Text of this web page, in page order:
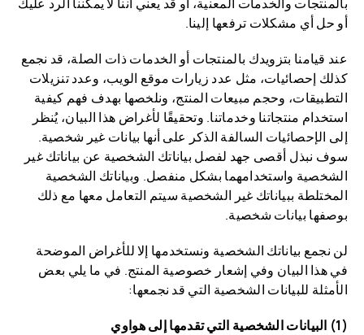
أو حل أي مشكلات ترفعها إلينا.
عند قيامنا بتزويدك بالمنتجات أو الخدمات ذات الصلة، قد نجمع
كذلك إحصائيات، مثل عدد زيارات موقع الويب، وعدد تنزيلات
التطبيقات، وحجم مبيعات المنتج، ونلخصها بهدف فهم كيفية
استخدام منتجاتنا وخدماتنا. وتحقيقًا لأغراض هذا البيان، يُنظر
إلى الإحصائيات السالفة الذكر على أنها بيانات غير شخصية.
سوف نبذل أقصى جهد لفصل بياناتك الشخصية عن بياناتك غير
الشخصية واستخدامهما بشكل منفصل. وبياناتك الشخصية
المختلطة ببياناتك غير الشخصية سيتم التعامل معها مع ذلك
بوصفها بيانات شخصية.
لن نجمع بياناتك الشخصية ونستخدمها إلا للأغراض الموضحة
في هذا البيان وفي إشعار خصوصية المنتج. في ما يلي بعض
الأمثلة للبيانات الشخصية التي قد نجمعها:
(1) البيانات الشخصية التي تقدمها إلى هواوي